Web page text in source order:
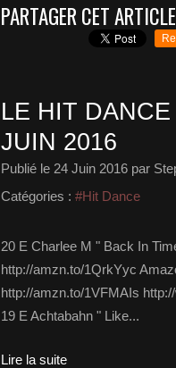
PARTAGER CET ARTICLE
LE HIT
JUIN 2016
Publié le 24 Juin 2016 par
Catégories : #Hit Dance
20 E Charlee M " Back In
http://amzn.to/1QrkYyc
http://amzn.to/1VFMAIs
19 E Achtabahn " Like...
Lire la suite